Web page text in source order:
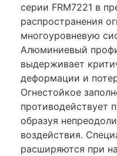
серии FRM7221 в
распространения
многоуровневую
Алюминиевый
выдерживает
деформации и
Огнестойкое
противодействует
образуя
воздействия.
расширяются при